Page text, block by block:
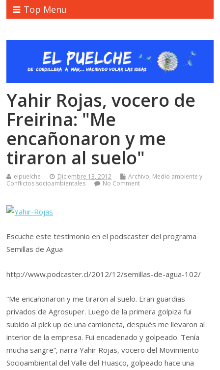
Top Menu
Yahir Rojas, vocero de
Freirina: "Me
encañonaron y me
tiraron al suelo"
elpuelche Diciembre 13, 2012 Archivo, Medio ambiente y
Conflictos socioambientales
No Comment
Escuche este testimonio en el podscaster del programa
Semillas de Agua
http://www.podcaster.cl/2012/12/semillas-de-agua-102/
“Me encañonaron y me tiraron al suelo. Eran guardias
privados de Agrosuper. Luego de la primera golpiza fui
subido al pick up de una camioneta, después me llevaron al
interior de la empresa. Fui encadenado y golpeado. Tenía
mucha sangre”, narra Yahir Rojas, vocero del Movimiento
Socioambiental del Valle del Huasco, golpeado hace una